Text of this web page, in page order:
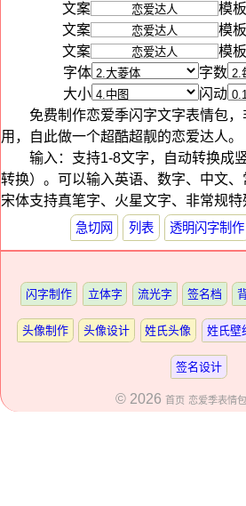
文案
模板
文案
模板
文案
模板
字体
字数
大小
闪动
免费制作恋爱季闪字文字表情包
用，自此做一个超酷超靓的恋爱达人。
输入：支持1-8文字，自动转换成
转换）。可以输入英语、数字、中文
宋体支持真笔字、火星文字、非常规特
急切网 列表 透明闪字制作
闪字制作 立体字 流光字 签名档
头像制作 头像设计 姓氏头像 姓氏壁
签名设计
© 2026 首页 恋爱季表情